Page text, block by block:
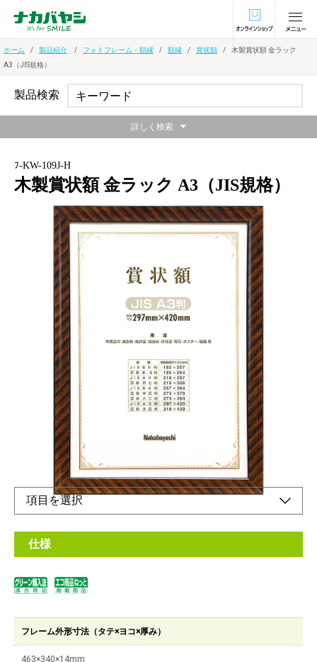
オンラインショ
ホーム 製品紹介 フォトフレーム・額縁 額縁 賞状額
木製賞状額 金ラック
A3（JIS規格）
ﾌ-KW-109J-H
木製賞状額 金ラック A3（JIS規格）
木目調のシマ模様が美しい額縁
メーカー希望小売価格：
¥3,780+ 税
表彰状、卒業証書などに。壁掛けに便利な吊りヒモセット付きで
仕様
フレーム外形寸法（タテ×ヨコ×厚み）
463×340×14mm
製品検索
詳しく検索